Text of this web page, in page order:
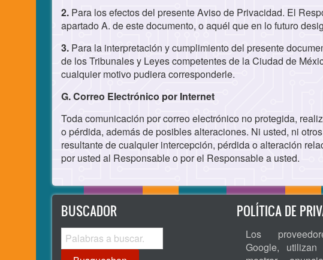
2. Para los efectos del presente Aviso de Privacidad. El
apartado A. de este documento, o aquél que en lo futuro
3. Para la interpretación y cumplimiento del presente
de los Tribunales y Leyes competentes de la Ciudad de
cualquier motivo pudiera corresponderle.
G. Correo Electrónico por Internet
Toda comunicación por correo electrónico no protegida,
o pérdida, además de posibles alteraciones. Ni usted, ni
resultante de cualquier intercepción, pérdida o alteración
por usted al Responsable o por el Responsable a usted.
BUSCADOR
Busqueshon
POLÍTICA DE
Los
Google,